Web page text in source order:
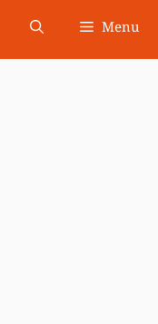
Menu